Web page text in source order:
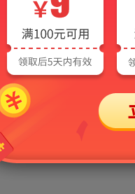
海南省“三